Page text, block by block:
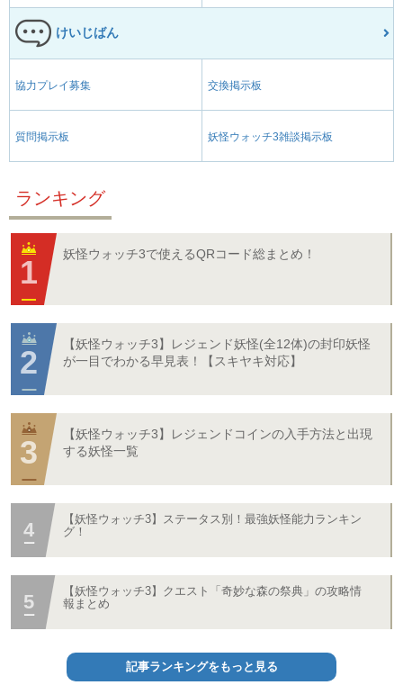
けいじばん
協力プレイ募集 交換掲示板
質問掲示板 妖怪ウォッチ3雑談掲示板
ランキング
妖怪ウォッチ3で使えるQRコード総まとめ！
【妖怪ウォッチ3】レジェンド妖怪(全12体)の封印妖怪
が一目でわかる早見表！【スキヤキ対応】
【妖怪ウォッチ3】レジェンドコインの入手方法と出現
する妖怪一覧
【妖怪ウォッチ3】ステータス別！最強妖怪能力ランキン
グ！
【妖怪ウォッチ3】クエスト「奇妙な森の祭典」の攻略情
報まとめ
記事ランキングをもっと見る